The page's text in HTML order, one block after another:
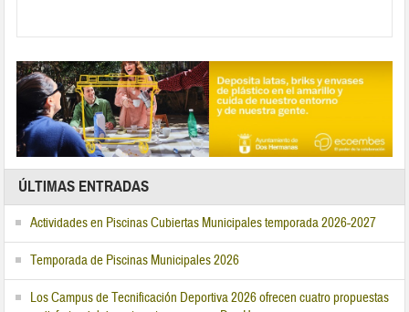
ÚLTIMAS ENTRADAS
Actividades en Piscinas Cubiertas Municipales temporada 2026-2027
Temporada de Piscinas Municipales 2026
Los Campus de Tecnificación Deportiva 2026 ofrecen cuatro propuestas